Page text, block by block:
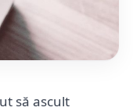
să ascult